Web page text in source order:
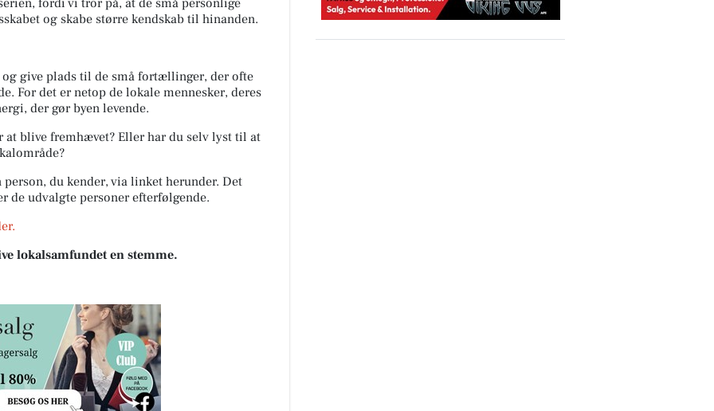
og skabe større kendskab til hinanden.
give plads til de små fortællinger, der ofte
For det er netop de lokale mennesker, deres
der gør byen levende.
at blive fremhævet? Eller har du selv lyst til at
du kender, via linket herunder. Det
de udvalgte personer efterfølgende.
lokalsamfundet en stemme.